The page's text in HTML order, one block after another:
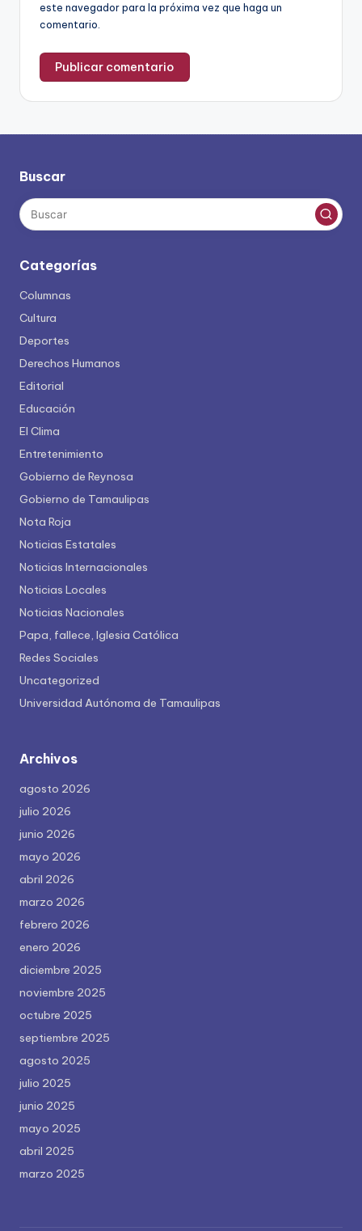
este navegador para la próxima vez que haga un
comentario.
Buscar
Categorías
Columnas
Cultura
Deportes
Derechos Humanos
Editorial
Educación
El Clima
Entretenimiento
Gobierno de Reynosa
Gobierno de Tamaulipas
Nota Roja
Noticias Estatales
Noticias Internacionales
Noticias Locales
Noticias Nacionales
Papa, fallece, Iglesia Católica
Redes Sociales
Uncategorized
Universidad Autónoma de Tamaulipas
Archivos
agosto 2026
julio 2026
junio 2026
mayo 2026
abril 2026
marzo 2026
febrero 2026
enero 2026
diciembre 2025
noviembre 2025
octubre 2025
septiembre 2025
agosto 2025
julio 2025
junio 2025
mayo 2025
abril 2025
marzo 2025